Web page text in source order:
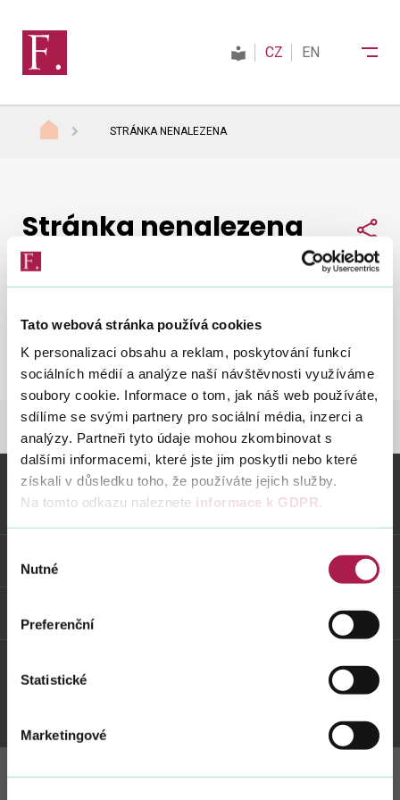
Tato webová stránka používá cookies
K personalizaci obsahu a reklam, poskytování funkcí
sociálních médií a analýze naší návštěvnosti využíváme
soubory cookie. Informace o tom, jak náš web používáte,
sdílíme se svými partnery pro sociální média, inzerci a
analýzy. Partneři tyto údaje mohou zkombinovat s
dalšími informacemi, které jste jim poskytli nebo které
získali v důsledku toho, že používáte jejich služby.
Na tomto odkazu naleznete informace k GDPR.
souhlasu
Nutné
Preferenční
Statistické
Marketingové
Daně
Mezinárodní spolupráce
Kontakty
Vyhledat na webu
CZ EN
STRÁNKA NENALEZENA
Nepodařilo se nám najít, co jste hledali.
Zkuste to
znovu.
Stránka nenalezena
STRÁNKA NENALEZENA
Vybrané informace
Odkazy
Weby FS
Instagram